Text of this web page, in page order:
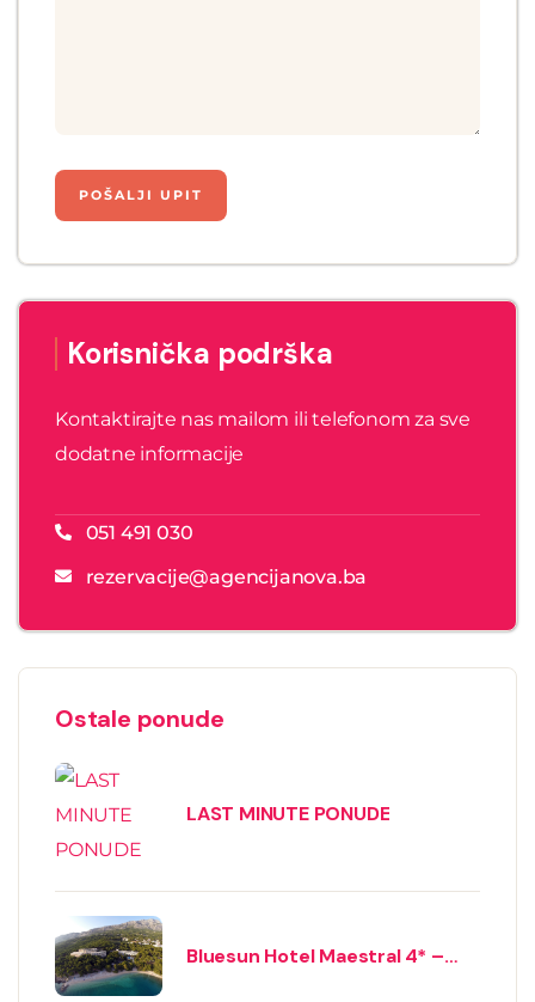
Korisnička podrška
Kontaktirajte nas mailom ili telefonom za sve
dodatne informacije
051 491 030
rezervacije@agencijanova.ba
Ostale ponude
LAST MINUTE PONUDE
Bluesun Hotel Maestral 4* –